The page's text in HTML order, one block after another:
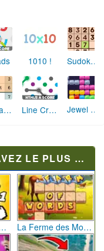
1010 ! Sudoku Classic
The Daily Sudoku Line Creator Jewel Blocks Quest
LE PLUS JOUÉ
Folie des Petits Bambins La Ferme des Mots - Cultivez votre Vocabulaire